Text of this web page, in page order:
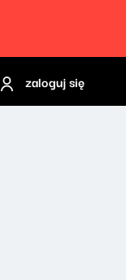
zaloguj się